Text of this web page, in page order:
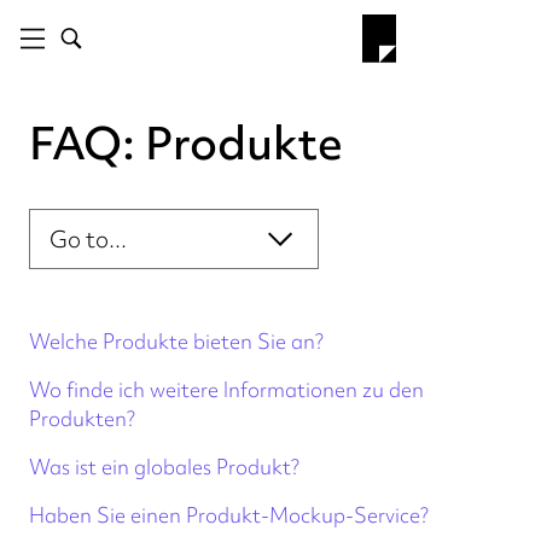
FAQ: Produkte
Über Prodigi
Leinwände
Bilderrahmen
Bilder
Ordnung
Verpackung
Bereichsnavigation
Welche Produkte bieten Sie an?
Wo finde ich weitere Informationen zu den
Produkten?
Was ist ein globales Produkt?
Haben Sie einen Produkt-Mockup-Service?